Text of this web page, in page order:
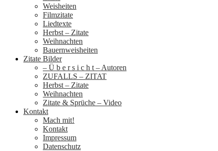
Weisheiten
Filmzitate
Liedtexte
Herbst – Zitate
Weihnachten
Bauernweisheiten
Zitate Bilder
– Ü b e r s i c h t – Autoren
ZUFALLS – ZITAT
Herbst – Zitate
Weihnachten
Zitate & Sprüche – Video
Kontakt
Mach mit!
Kontakt
Impressum
Datenschutz